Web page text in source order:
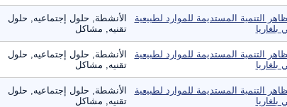
التنمية المستديمة للموارد لطبيعية
بلغاريا
الأنشطة, حلول إجتماعيه, حلول
تقنيه, مشاكل
التنمية المستديمة للموارد لطبيعية
بلغاريا
الأنشطة, حلول إجتماعيه, حلول
تقنيه, مشاكل
التنمية المستديمة للموارد لطبيعية
بلغاريا
الأنشطة, حلول إجتماعيه, حلول
تقنيه, مشاكل